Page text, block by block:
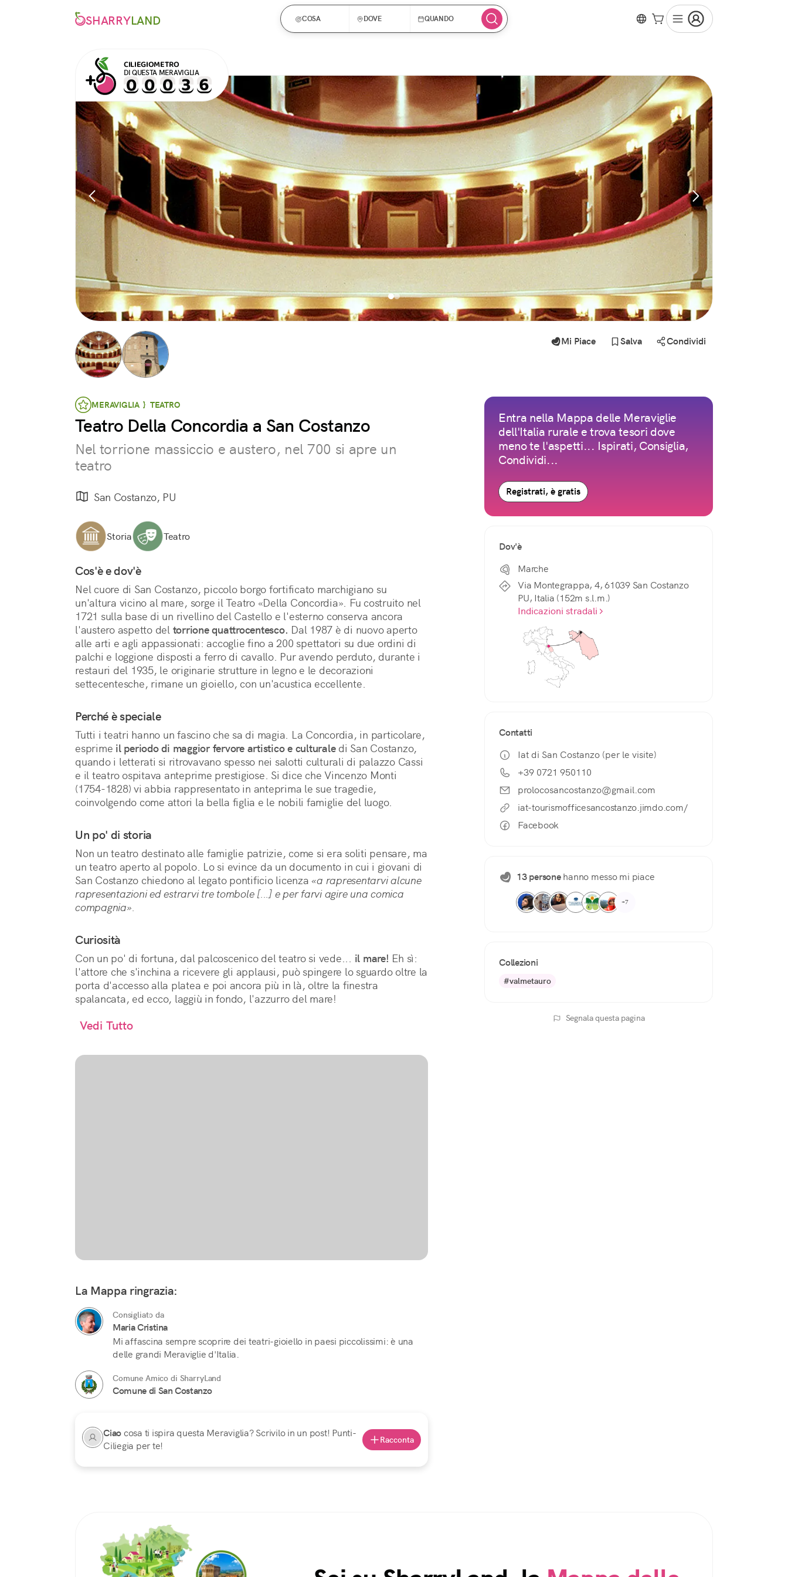
SHARRYLAND COSA DOVE QUANDO
CILIEGIOMETRO
DI QUESTA MERAVIGLIA
MERAVIGLIA } TEATRO
Teatro Della Concordia a San Costanzo
Nel torrione massiccio e austero, nel 700 si apre un
teatro
San Costanzo, PU
Storia Teatro
Cos'è e dov'è
Nel cuore di San Costanzo, piccolo borgo fortificato marchigiano su
un'altura vicino al mare, sorge il Teatro «Della Concordia». Fu costruito nel
1721 sulla base di un rivellino del Castello e l'esterno conserva ancora
l'austero aspetto del torrione quattrocentesco. Dal 1987 è di nuovo aperto
alle arti e agli appassionati: accoglie fino a 200 spettatori su due ordini di
palchi e loggione disposti a ferro di cavallo. Pur avendo perduto, durante i
restauri del 1935, le originarie strutture in legno e le decorazioni
settecentesche, rimane un gioiello, con un'acustica eccellente.
Perché è speciale
Tutti i teatri hanno un fascino che sa di magia. La Concordia, in particolare,
esprime il periodo di maggior fervore artistico e culturale di San Costanzo,
quando i letterati si ritrovavano spesso nei salotti culturali di palazzo Cassi
e il teatro ospitava anteprime prestigiose. Si dice che Vincenzo Monti
(1754-1828) vi abbia rappresentato in anteprima le sue tragedie,
coinvolgendo come attori la bella figlia e le nobili famiglie del luogo.
Un po' di storia
Non un teatro destinato alle famiglie patrizie, come si era soliti pensare, ma
un teatro aperto al popolo. Lo si evince da un documento in cui i giovani di
San Costanzo chiedono al legato pontificio licenza«a rapresentarvi alcune
rapresentazioni ed estrarvi tre tombole [...] e per farvi agire una comica
compagnia».
Curiosità
Con un po' di fortuna, dal palcoscenico del teatro si vede... il mare! Eh sì:
l'attore che s'inchina a ricevere gli applausi, può spingere lo sguardo oltre la
porta d'accesso alla platea e poi ancora più in là, oltre la finestra
spalancata, ed ecco, laggiù in fondo, l'azzurro del mare!
Vedi Tutto
La Mappa ringrazia:
Consigliato da
Maria Cristina
Mi affascina sempre scoprire dei teatri-gioiello in paesi piccolissimi: è una
delle grandi Meraviglie d'Italia.
Comune Amico di SharryLand
Comune di San Costanzo
Ciaocosa ti ispira questa Meraviglia? Scrivilo in un post! Punti-
Ciliegia per te!
Racconta
Mi Piace Salva Condividi
Entra nella Mappa delle Meraviglie
dell'Italia rurale e trova tesori dove
meno te l'aspetti... Ispirati, Consiglia,
Condividi...
Registrati, è gratis
Dov'è
Marche
Via Montegrappa, 4, 61039 San Costanzo
PU, Italia (152m s.l.m.)
Indicazioni stradali
Contatti
Iat di San Costanzo (per le visite)
+39 0721 950110
prolocosancostanzo@gmail.com
iat-tourismofficesancostanzo.jimdo.com/
Facebook
13 personehanno messo mi piace
+7
Collezioni
#valmetauro
Segnala questa pagina